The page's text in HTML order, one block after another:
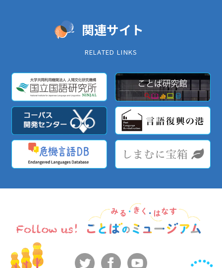
関連サイト
RELATED LINKS